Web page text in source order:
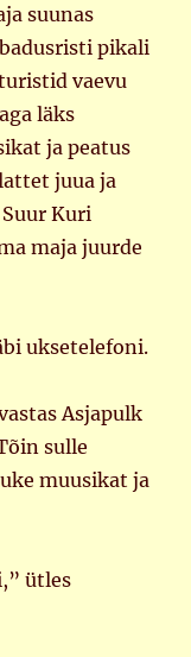
suunas
pikali
vaevu
läks
ja peatus
juua ja
Kuri
maja juurde
uksetelefoni.
Asjapulk
sulle
muusikat ja
ütles